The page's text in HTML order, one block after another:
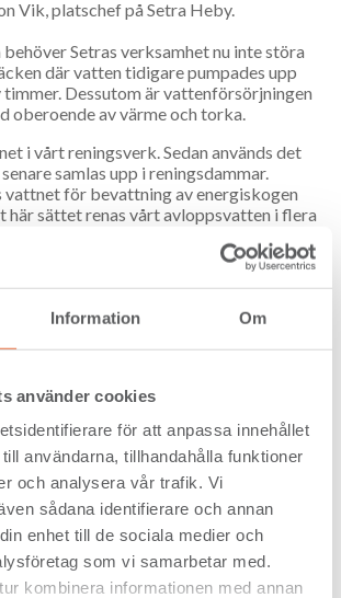
Information Om
använder cookies
för att anpassa innehållet
användarna, tillhandahålla funktioner
och analysera vår trafik. Vi
sådana identifierare och annan
enhet till de sociala medier och
som vi samarbetar med.
kombinera informationen med annan
Vik, platschef på Setra Heby.
Setras verksamhet nu inte störa
där vatten tidigare pumpades upp
Dessutom är vattenförsörjningen
oberoende av värme och torka.
i vårt reningsverk. Sedan används det
samlas upp i reningsdammar.
vattnet för bevattning av energiskogen
här sättet renas vårt avloppsvatten i flera
08